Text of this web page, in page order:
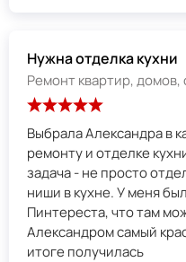
Нужна отделка кухни
Ремонт квартир, домов,
Выбрала Александра в
ремонту и отделке
задача - не просто
ниши в кухне. У меня было много разных вариантов с
Пинтереста, что там
Александром самый
итоге получилась